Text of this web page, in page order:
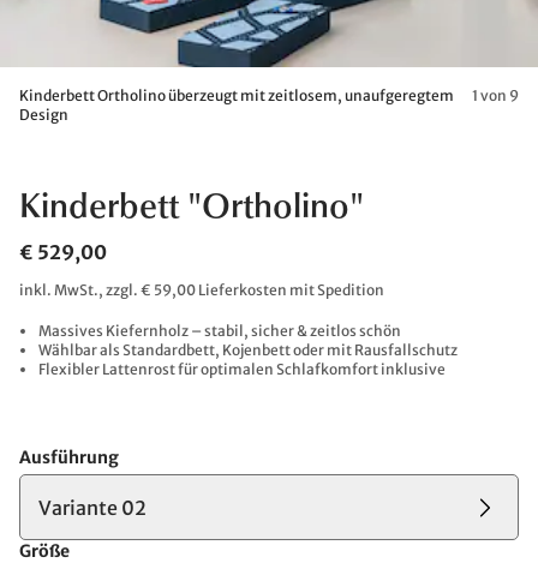
Kinderbett Ortholino überzeugt mit zeitlosem, unaufgeregtem
Design
1 von 9
Kinderbett "Ortholino"
€ 529,00
inkl. MwSt., zzgl. € 59,00 Lieferkosten mit Spedition
Massives Kiefernholz – stabil, sicher & zeitlos schön
Wählbar als Standardbett, Kojenbett oder mit Rausfallschutz
Flexibler Lattenrost für optimalen Schlafkomfort inklusive
Ausführung
Variante 02
Größe